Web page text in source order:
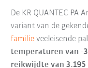
De KR QUANTEC PA
variant van de
familieveeleisende
temperaturen van -
reikwijdte van 3.195